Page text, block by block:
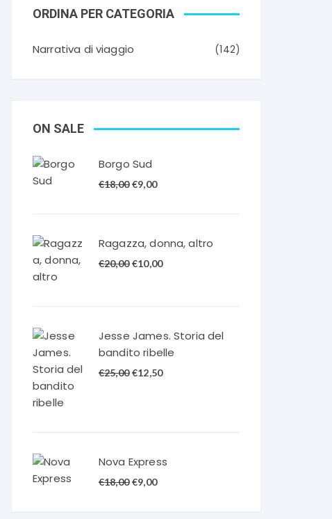
ORDINA PER CATEGORIA
Narrativa di viaggio (142)
ON SALE
Borgo Sud
€18,00 Il
€18,00.
€9,00Il
€9,00.
Ragazza, donna, altro
€20,00 Il
€20,00.
€10,00Il
€10,00.
Jesse James. Storia del
bandito ribelle
€25,00 Il
€12,50Il
Nova Express
€18,00 Il
€9,00Il